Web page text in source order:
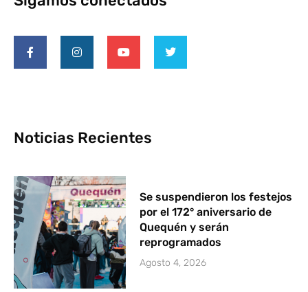
Noticias Recientes
Se suspendieron los festejos
por el 172° aniversario de
Quequén y serán
reprogramados
Agosto 4, 2026